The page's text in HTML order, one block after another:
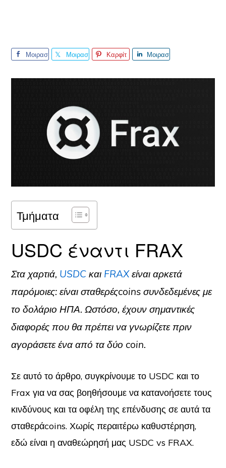
Μοιρασ
Μοιρασ
Καρφίτ
Μοιρασ
Τμήματα
USDC έναντι FRAX
Στα χαρτιά, USDC και FRAXείναι αρκετά
παρόμοιες: είναι σταθερέςcoins συνδεδεμένες με
το δολάριο ΗΠΑ. Ωστόσο, έχουν σημαντικές
διαφορές που θα πρέπει να γνωρίζετε πριν
αγοράσετε ένα από τα δύο coin.
Σε αυτό το άρθρο, συγκρίνουμε το USDC και το
Frax για να σας βοηθήσουμε να κατανοήσετε τους
κινδύνους και τα οφέλη της επένδυσης σε αυτά τα
σταθεράcoins. Χωρίς περαιτέρω καθυστέρηση,
εδώ είναι η αναθεώρησή μας USDC vs FRAX.